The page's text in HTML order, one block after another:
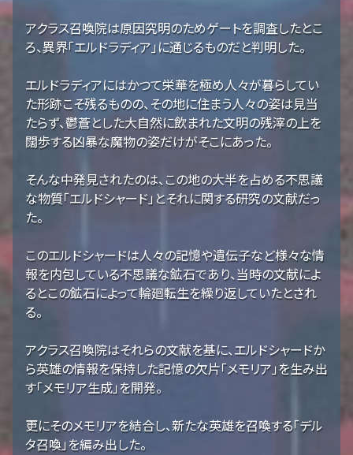
アクラス召喚院は原因究明のためゲートを調査したとこ
ろ、異界「エルドラディア」に通じるものだと判明した。
エルドラディアにはかつて栄華を極め人々が暮らしてい
た形跡こそ残るものの、その地に住まう人々の姿は見当
たらず、鬱蒼とした大自然に飲まれた文明の残滓の上を
闊歩する凶暴な魔物の姿だけがそこにあった。
そんな中発見されたのは、この地の大半を占める不思議
な物質「エルドシャード」とそれに関する研究の文献だっ
た。
このエルドシャードは人々の記憶や遺伝子など様々な情
報を内包している不思議な鉱石であり、当時の文献によ
るとこの鉱石によって輪廻転生を繰り返していたとされ
る。
アクラス召喚院はそれらの文献を基に、エルドシャードか
ら英雄の情報を保持した記憶の欠片「メモリア」を生み出
す「メモリア生成」を開発。
更にそのメモリアを結合し、新たな英雄を召喚する「デル
タ召喚」を編み出した。